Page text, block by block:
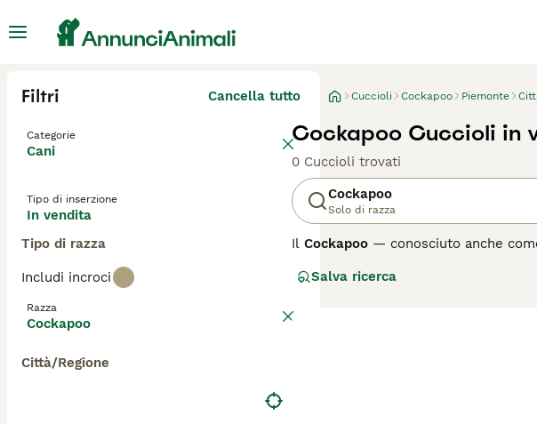
Filtri Cancella tutto
Categorie
Cani
Tipo di inserzione
In vendita
Tipo di razza
Includi incroci
Razza
Cockapoo
Città/Regione
Cuccioli Cockapoo Piemonte
Cockapoo Cuccioli in
0 Cuccioli trovati
Cockapoo
Solo di razza
Il Cockapoo — conosciuto anche
famiglie e per chi cerca un cane
Le diverse generazioni, come
Di taglia piccola o media,
Salva ricerca